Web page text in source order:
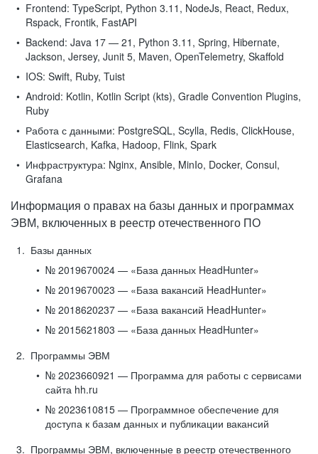
Frontend: TypeScript, Python 3.11, NodeJs, React, Redux,
Rspack, Frontik, FastAPI
Backend: Java 17 — 21, Python 3.11, Spring, Hibernate,
Jackson, Jersey, Junit 5, Maven, OpenTelemetry, Skaffold
IOS: Swift, Ruby, Tuist
Android: Kotlin, Kotlin Script (kts), Gradle Convention Plugins,
Ruby
Работа с данными: PostgreSQL, Scylla, Redis, ClickHouse,
Elasticsearch, Kafka, Hadoop, Flink, Spark
Инфраструктура: Nginx, Ansible, MinIo, Docker, Consul,
Grafana
Информация о правах на базы данных и программах
ЭВМ, включенных в реестр отечественного ПО
Базы данных
№ 2019670024 — «База данных HeadHunter»
№ 2019670023 — «База вакансий HeadHunter»
№ 2018620237 — «База вакансий HeadHunter»
№ 2015621803 — «База данных HeadHunter»
Программы ЭВМ
№ 2023660921 — Программа для работы с сервисами
сайта hh.ru
№ 2023610815 — Программное обеспечение для
доступа к базам данных и публикации вакансий
Программы ЭВМ, включенные в реестр отечественного